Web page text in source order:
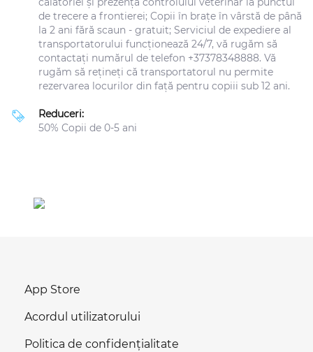
de trecere a frontierei; Copii în brațe în vârstă de până
la 2 ani fără scaun - gratuit; Serviciul de expediere al
transportatorului funcționează 24/7, vă rugăm să
contactați numărul de telefon +37378348888. Vă
rugăm să rețineți că transportatorul nu permite
rezervarea locurilor din față pentru copiii sub 12 ani.
Reduceri:
50% Copii de 0-5 ani
App Store
Acordul utilizatorului
Politica de confidențialitate